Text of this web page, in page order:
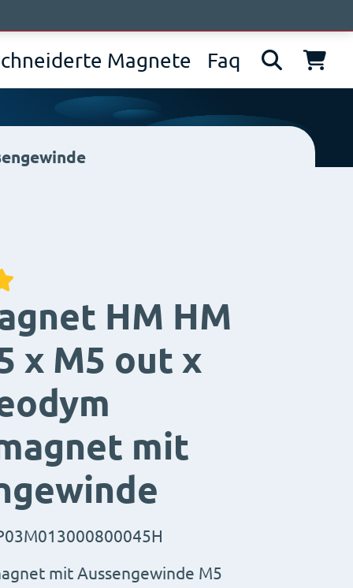
Magnete Faq
HM HM
x M5 out x
mit
mit Aussengewinde M5